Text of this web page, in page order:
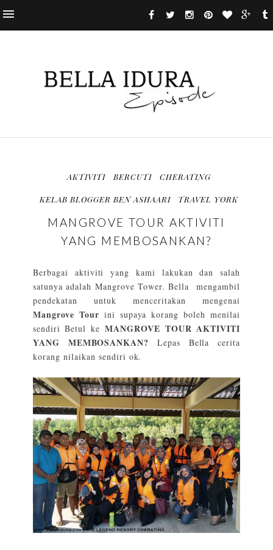
AKTIVITI BERCUTI CHERATING
KELAB BLOGGER BEN ASHAARI TRAVEL YORK
MANGROVE TOUR AKTIVITI
YANG MEMBOSANKAN?
Berbagai aktiviti yang kami lakukan dan salah
satunya adalah Mangrove Tower. Bella mengambil
pendekatan untuk menceritakan mengenai
Mangrove Tour ini supaya korang boleh menilai
sendiri Betul keMANGROVE TOUR AKTIVITI
YANG MEMBOSANKAN? Lepas Bella cerita
korang nilaikan sendiri ok.